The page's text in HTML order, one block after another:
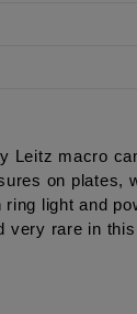
Leitz macro
on plates,
light and
very rare in